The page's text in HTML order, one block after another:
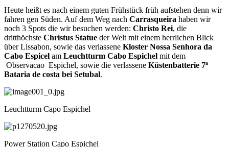
Heute heißt es nach einem guten Frühstück früh aufstehen denn wir
fahren gen Süden. Auf dem Weg nach Carrasqueira haben wir
noch 3 Spots die wir besuchen werden: Christo Rei, die
dritthöchste Christus Statue der Welt mit einem herrlichen Blick
über Lissabon, sowie das verlassene Kloster Nossa Senhora da
Cabo Espicel am Leuchtturm Cabo Espichel mit dem
Observacao Espichel, sowie die verlassene Küstenbatterie 7ª
Bataria de costa bei Setubal.
Leuchtturm Capo Espichel
Power Station Capo Espichel